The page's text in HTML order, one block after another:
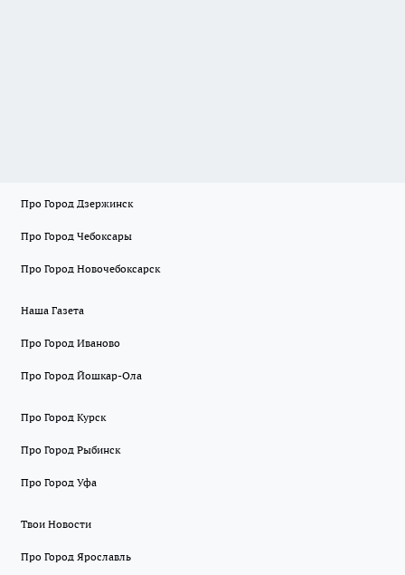
Про Город Дзержинск
Про Город Чебоксары
Про Город Новочебоксарск
Наша Газета
Про Город Иваново
Про Город Йошкар-Ола
Про Город Курск
Про Город Рыбинск
Про Город Уфа
Твои Новости
Про Город Ярославль